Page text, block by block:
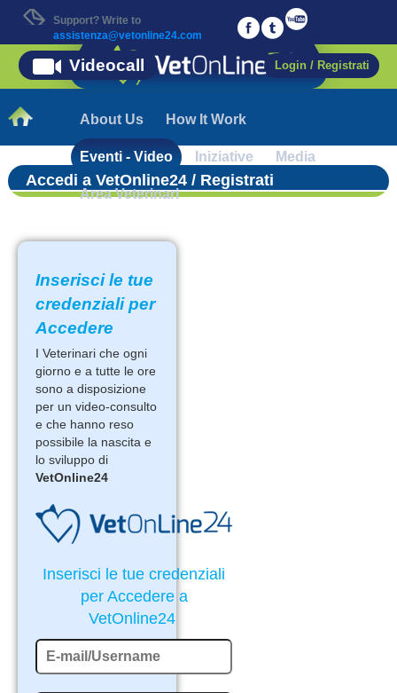
Support? Write to
assistenza@vetonline24.com
About Us How It Work
Eventi - Video Iniziative Media
Area Veterinari
Login / Registrati
Videocall
Accedi a VetOnline24 / Registrati
Inserisci le tue
credenziali per
Accedere
I Veterinari che ogni
giorno e a tutte le ore
sono a disposizione
per un video-consulto
e che hanno reso
possibile la nascita e
lo sviluppo di
VetOnline24
Inserisci le tue credenziali
per Accedere a
VetOnline24